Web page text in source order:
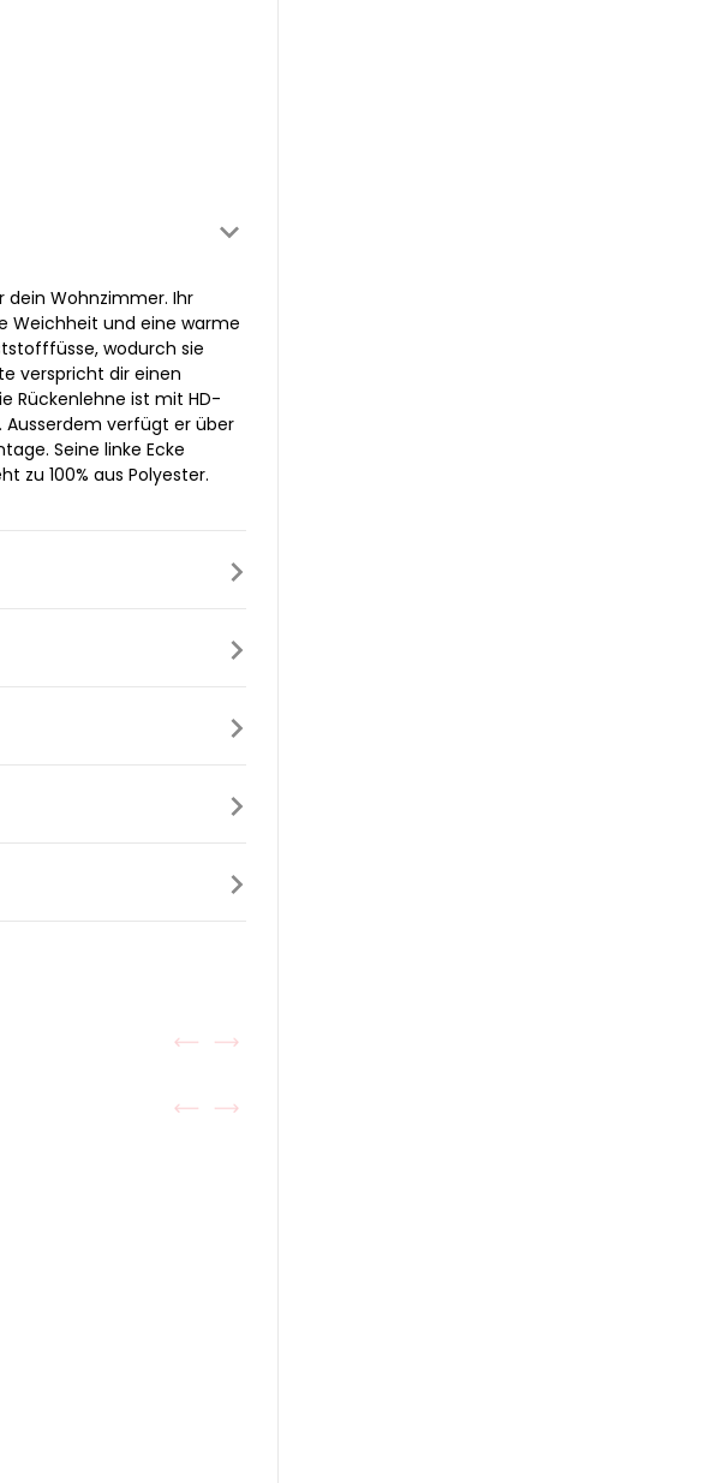
dein Wohnzimmer. Ihr
Weichheit und eine warme
wodurch sie
verspricht dir einen
Rückenlehne ist mit HD-
verfügt er über
Seine linke Ecke
zu 100% aus Polyester.